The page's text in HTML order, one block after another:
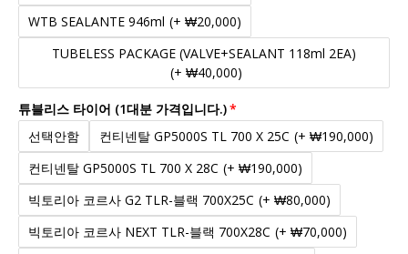
WTB SEALANTE 946ml (+ ₩20,000)
TUBELESS PACKAGE (VALVE+SEALANT 118ml 2EA)
(+ ₩40,000)
튜블리스 타이어 (1대분 가격입니다.)
선택안함
컨티넨탈 GP5000S TL 700 X 25C (+ ₩190,000)
컨티넨탈 GP5000S TL 700 X 28C (+ ₩190,000)
빅토리아 코르사 G2 TLR-블랙 700X25C (+ ₩80,000)
빅토리아 코르사 NEXT TLR-블랙 700X28C (+ ₩70,000)